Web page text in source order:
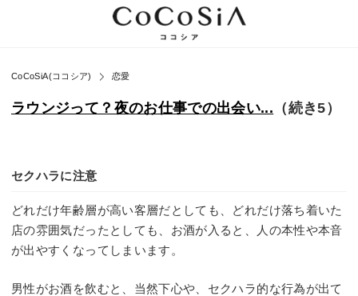
CoCoSiA(ココシア) 恋愛
ラウンジって？夜のお仕事での出会い... （続き5）
セクハラに注意
どれだけ年齢層が高い客層だとしても、どれだけ落ち着いた
店の雰囲気だったとしても、お酒が入ると、人の本性や本音
が出やすくなってしまいます。
男性がお酒を飲むと、当然下心や、セクハラ的な行為が出て